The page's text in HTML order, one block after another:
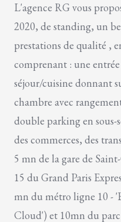
L'agence RG vous
2020, de standing, un
prestations de qualité ,
comprenant : une
séjour/cuisine donnant
chambre avec
double parking en
des commerces, des
5 mn de la gare de
15 du Grand Paris
mn du métro ligne 10 -
Cloud') et 10mn du